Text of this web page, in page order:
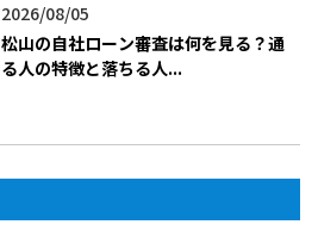
2026/08/05
松山の自社ローン審査は何を見る？通
る人の特徴と落ちる人...